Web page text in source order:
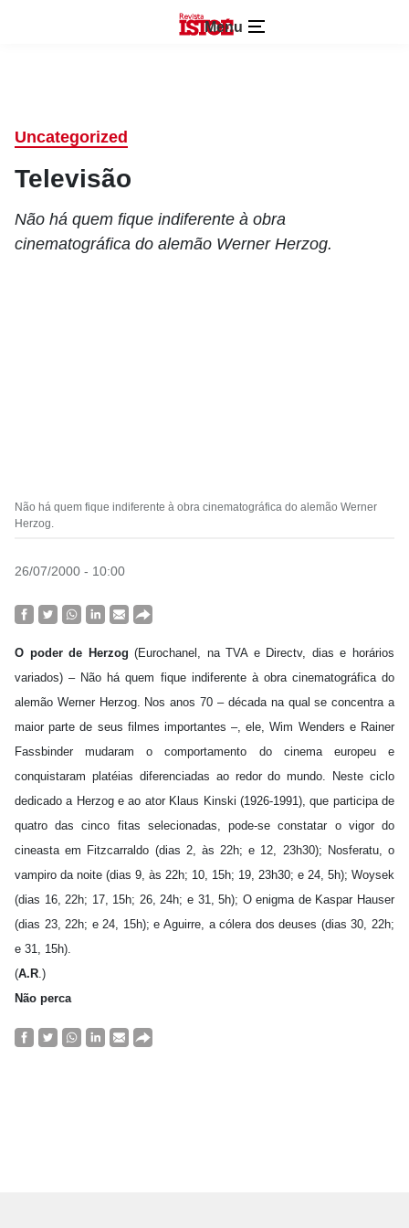
Menu
Uncategorized
Televisão
Não há quem fique indiferente à obra
cinematográfica do alemão Werner Herzog.
Não há quem fique indiferente à obra cinematográfica do alemão Werner
Herzog.
26/07/2000 - 10:00
O poder de Herzog(Eurochanel, na TVA e Directv, dias e horários
variados) – Não há quem fique indiferente à obra cinematográfica do
alemão Werner Herzog. Nos anos 70 – década na qual se concentra a
maior parte de seus filmes importantes –, ele, Wim Wenders e Rainer
Fassbinder mudaram o comportamento do cinema europeu e
conquistaram platéias diferenciadas ao redor do mundo. Neste ciclo
dedicado a Herzog e ao ator Klaus Kinski (1926-1991), que participa de
quatro das cinco fitas selecionadas, pode-se constatar o vigor do
cineasta em Fitzcarraldo (dias 2, às 22h; e 12, 23h30); Nosferatu, o
vampiro da noite (dias 9, às 22h; 10, 15h; 19, 23h30; e 24, 5h); Woysek
(dias 16, 22h; 17, 15h; 26, 24h; e 31, 5h); O enigma de Kaspar Hauser
(dias 23, 22h; e 24, 15h); e Aguirre, a cólera dos deuses (dias 30, 22h;
e 31, 15h).
(A.R.)
Não perca